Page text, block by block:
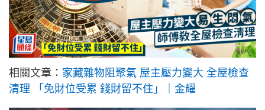
相關文章： 家藏雜物阻聚氣 屋主壓力變大 全屋檢查
清理 「免財位受累 錢財留不住」｜金耀